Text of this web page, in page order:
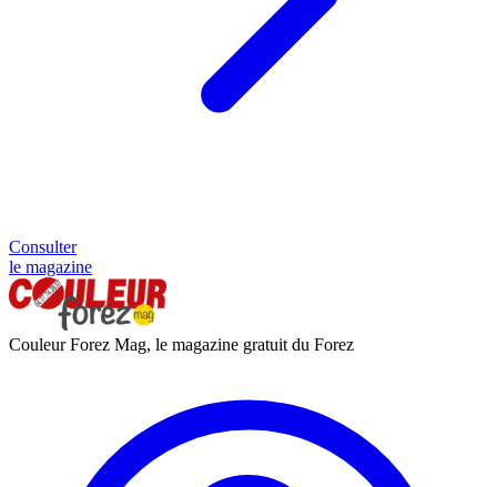
Consulter
le magazine
Couleur Forez Mag, le magazine gratuit du Forez